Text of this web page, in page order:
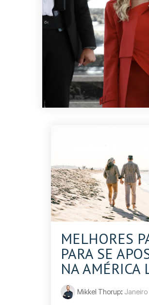
MELHORES
PARA SE
NA AMÉRICA
Mikkel Thorup: Janeiro